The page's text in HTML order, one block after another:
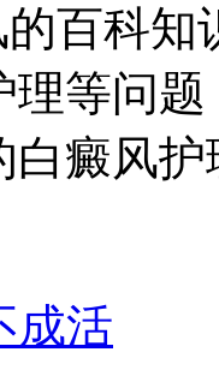
百科
理等问
白癜风
成活